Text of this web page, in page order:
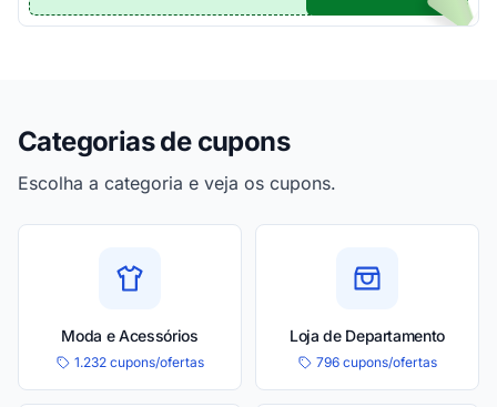
Categorias de cupons
Escolha a categoria e veja os cupons.
Moda e Acessórios
1.232 cupons/ofertas
Loja de Departamento
796 cupons/ofertas